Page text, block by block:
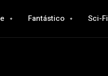
Fantástico Sci-Fi